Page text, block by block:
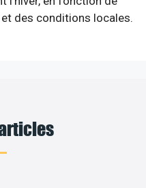
des conditions locales.